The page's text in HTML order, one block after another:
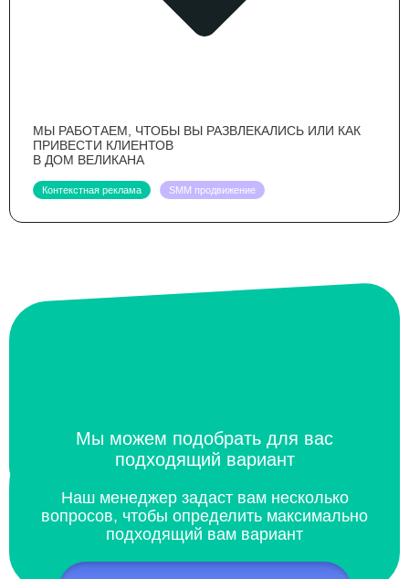
МЫ РАБОТАЕМ, ЧТОБЫ ВЫ РАЗВЛЕКАЛИСЬ ИЛИ КАК
ПРИВЕСТИ КЛИЕНТОВ
В ДОМ ВЕЛИКАНА
Контекстная реклама SMM продвижение
Мы можем подобрать для вас
подходящий вариант
Наш менеджер задаст вам несколько
вопросов, чтобы определить максимально
подходящий вам вариант